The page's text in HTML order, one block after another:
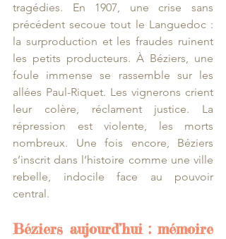
tragédies. En 1907, une crise sans
précédent secoue tout le Languedoc :
la surproduction et les fraudes ruinent
les petits producteurs. À Béziers, une
foule immense se rassemble sur les
allées Paul-Riquet. Les vignerons crient
leur colère, réclament justice. La
répression est violente, les morts
nombreux. Une fois encore, Béziers
s’inscrit dans l’histoire comme une ville
rebelle, indocile face au pouvoir
central.
Béziers aujourd’hui : mémoire